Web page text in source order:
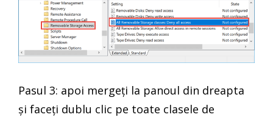
Pasul 3: apoi mergeți la panoul din dreapta
și faceți dublu clic pe toate clasele de